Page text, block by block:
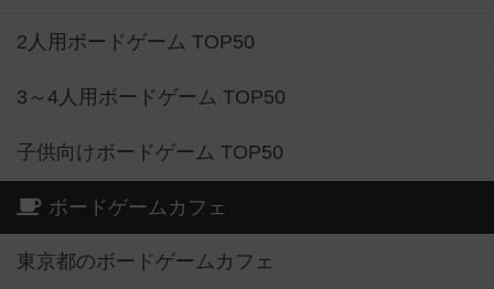
2人用ボードゲーム TOP50
3～4人用ボードゲーム TOP50
子供向けボードゲーム TOP50
ボードゲームカフェ
東京都のボードゲームカフェ